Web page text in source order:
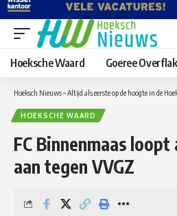
Hoeksche Waard Goeree
Hoeksch Nieuws – Altijd als eerste op de hoogte in de
HOEKSCHE WAARD
FC Binnenmaas
aan tegen VVGZ